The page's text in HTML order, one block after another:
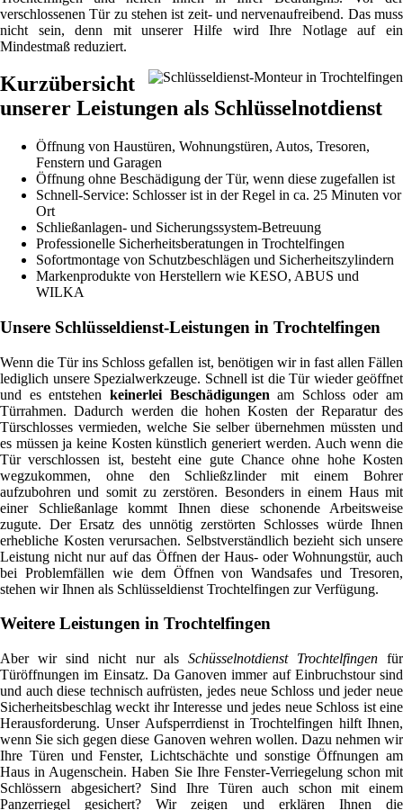
verschlossenen Tür zu stehen ist zeit- und nervenaufreibend. Das muss
nicht sein, denn mit unserer Hilfe wird Ihre Notlage auf ein
Mindestmaß reduziert.
Kurzübersicht
unserer Leistungen als Schlüsselnotdienst
Öffnung von Haustüren, Wohnungstüren, Autos, Tresoren,
Fenstern und Garagen
Öffnung ohne Beschädigung der Tür, wenn diese zugefallen ist
Schnell-Service: Schlosser ist in der Regel in ca. 25 Minuten vor
Ort
Schließanlagen- und Sicherungssystem-Betreuung
Professionelle Sicherheitsberatungen in Trochtelfingen
Sofortmontage von Schutzbeschlägen und Sicherheitszylindern
Markenprodukte von Herstellern wie KESO, ABUS und
WILKA
Unsere Schlüsseldienst-Leistungen in Trochtelfingen
Wenn die Tür ins Schloss gefallen ist, benötigen wir in fast allen Fällen
lediglich unsere Spezialwerkzeuge. Schnell ist die Tür wieder geöffnet
und es entstehen keinerlei Beschädigungen am Schloss oder am
Türrahmen. Dadurch werden die hohen Kosten der Reparatur des
Türschlosses vermieden, welche Sie selber übernehmen müssten und
es müssen ja keine Kosten künstlich generiert werden. Auch wenn die
Tür verschlossen ist, besteht eine gute Chance ohne hohe Kosten
wegzukommen, ohne den Schließzlinder mit einem Bohrer
aufzubohren und somit zu zerstören. Besonders in einem Haus mit
einer Schließanlage kommt Ihnen diese schonende Arbeitsweise
zugute. Der Ersatz des unnötig zerstörten Schlosses würde Ihnen
erhebliche Kosten verursachen. Selbstverständlich bezieht sich unsere
Leistung nicht nur auf das Öffnen der Haus- oder Wohnungstür, auch
bei Problemfällen wie dem Öffnen von Wandsafes und Tresoren,
stehen wir Ihnen als Schlüsseldienst Trochtelfingen zur Verfügung.
Weitere Leistungen in Trochtelfingen
Aber wir sind nicht nur als Schüsselnotdienst Trochtelfingenfür
Türöffnungen im Einsatz. Da Ganoven immer auf Einbruchstour sind
und auch diese technisch aufrüsten, jedes neue Schloss und jeder neue
Sicherheitsbeschlag weckt ihr Interesse und jedes neue Schloss ist eine
Herausforderung. Unser Aufsperrdienst in Trochtelfingen hilft Ihnen,
wenn Sie sich gegen diese Ganoven wehren wollen. Dazu nehmen wir
Ihre Türen und Fenster, Lichtschächte und sonstige Öffnungen am
Haus in Augenschein. Haben Sie Ihre Fenster-Verriegelung schon mit
Schlössern abgesichert? Sind Ihre Türen auch schon mit einem
Panzerriegel gesichert? Wir zeigen und erklären Ihnen die